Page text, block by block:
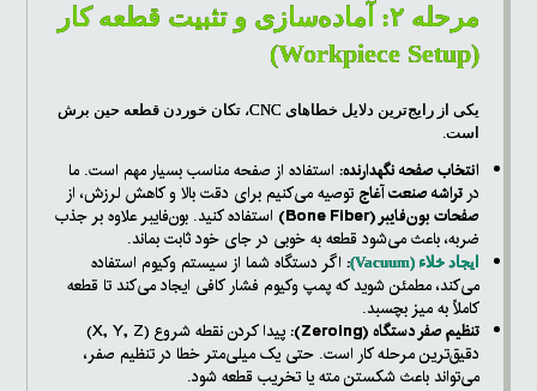
مرحله ۲: آماده‌سازی و تثبیت قطعه کار
(Workpiece Setup)
یکی از رایج‌ترین دلایل خطاهای CNC، تکان خوردن قطعه حین برش
است.
انتخاب صفحه نگهدارنده: استفاده از صفحه مناسب بسیار مهم است. ما
درتراشه صنعت آغاج توصیه می‌کنیم برای دقت بالا و کاهش لرزش، از
صفحات بون‌فایبر (Bone Fiber)
استفاده کنید. بون‌فایبر علاوه بر جذب
ضربه، باعث می‌شود قطعه به خوبی در جای خود ثابت بماند.
ایجاد خلاء (Vacuum) : اگر دستگاه شما از سیستم وکیوم استفاده
می‌کند، مطمئن شوید که پمپ وکیوم فشار کافی ایجاد می‌کند تا قطعه
کاملاً به میز بچسبد.
تنظیم صفر دستگاه (Zeroing):
پیدا کردن نقطه شروع (X, Y, Z)
دقیق‌ترین مرحله کار است. حتی یک میلی‌متر خطا در تنظیم صفر،
می‌تواند باعث شکستن مته یا تخریب قطعه شود.